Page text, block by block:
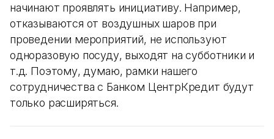
начинают проявлять инициативу. Например,
отказываются от воздушных шаров при
проведении мероприятий, не используют
одноразовую посуду, выходят на субботники и
т.д. Поэтому, думаю, рамки нашего
сотрудничества с Банком ЦентрКредит будут
только расширяться.